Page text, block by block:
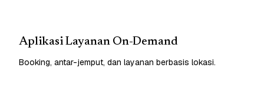
Aplikasi Layanan On-Demand
Booking, antar-jemput, dan layanan berbasis lokasi.